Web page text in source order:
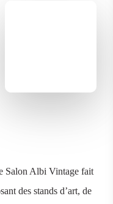
Salon Albi Vintage fait
des stands d’art, de